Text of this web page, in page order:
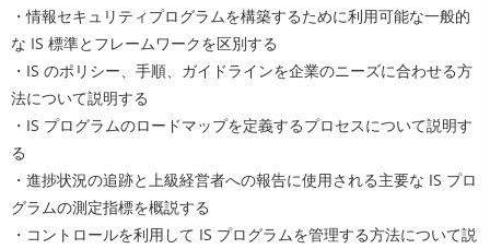
・情報セキュリティプログラムを構築するために利用可能な一般的
な IS 標準とフレームワークを区別する
・IS のポリシー、手順、ガイドラインを企業のニーズに合わせる方
法について説明する
・IS プログラムのロードマップを定義するプロセスについて説明す
る
・進捗状況の追跡と上級経営者への報告に使用される主要な IS プロ
グラムの測定指標を概説する
・コントロールを利用して IS プログラムを管理する方法について説